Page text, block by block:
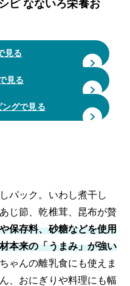
ピ なないろ栄養お
見る
見る
ングで見る
パック。いわし煮干し
じ節、乾椎茸、昆布が贅
保存料、砂糖などを使用
本来の「うまみ」が強い
ゃんの離乳食にも使えま
、おにぎりや料理にも幅